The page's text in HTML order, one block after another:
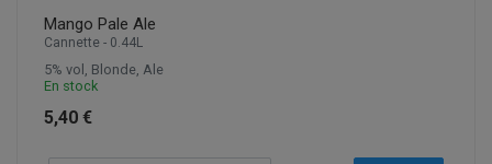
Mango Pale Ale
Cannette - 0.44L
5% vol, Blonde, Ale
En stock
5,40 €